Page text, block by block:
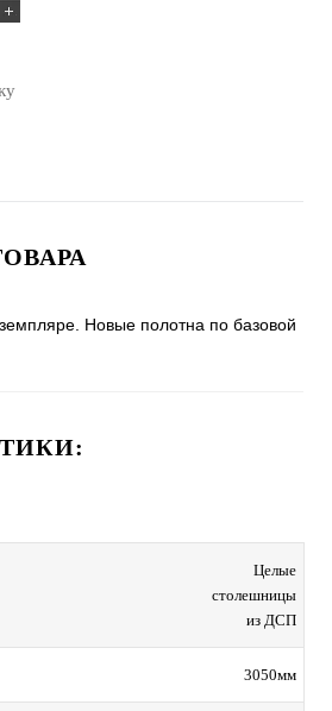
Новые полотна по базовой
Целые
столешницы
из ДСП
3050мм